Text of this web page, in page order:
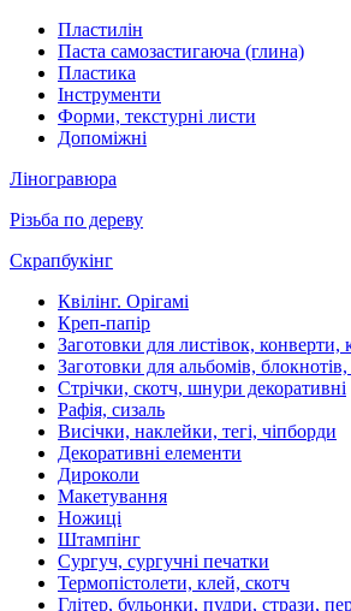
Пластилін
Паста самозастигаюча (глина)
Пластика
Інструменти
Форми, текстурні листи
Допоміжні
Ліногравюра
Різьба по дереву
Скрапбукінг
Квілінг. Орігамі
Креп-папір
Заготовки для листівок, конверти,
Заготовки для альбомів, блокнотів,
Стрічки, скотч, шнури декоративні
Рафія, сизаль
Висічки, наклейки, тегі, чіпборди
Декоративні елементи
Дироколи
Макетування
Ножиці
Штампінг
Сургуч, сургучні печатки
Термопістолети, клей, скотч
Глітер, бульонки, пудри, стрази,